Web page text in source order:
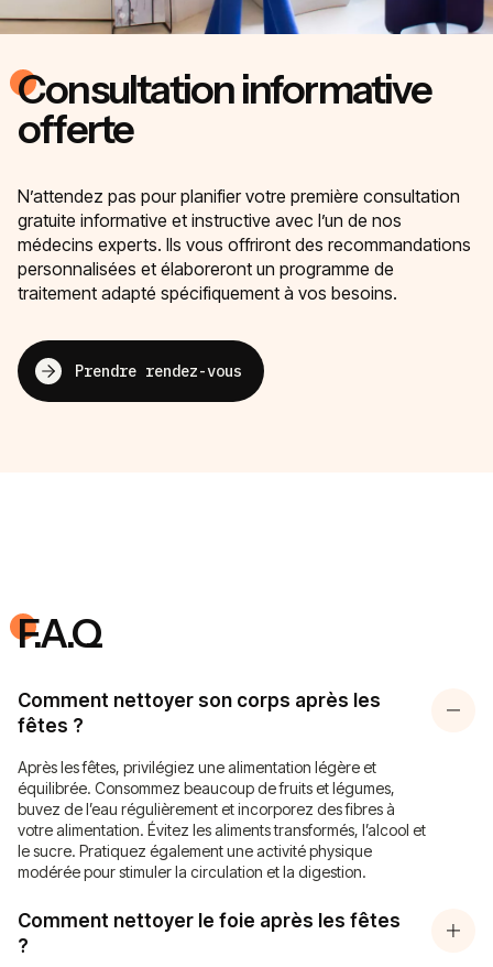
Consultation informative
offerte
N’attendez pas pour planifier votre première consultation
gratuite informative et instructive avec l’un de nos
médecins experts. Ils vous offriront des recommandations
personnalisées et élaboreront un programme de
traitement adapté spécifiquement à vos besoins.
Prendre rendez-vous
F.A.Q
Comment nettoyer son corps après les
fêtes ?
Après les fêtes, privilégiez une alimentation légère et
équilibrée. Consommez beaucoup de fruits et légumes,
buvez de l’eau régulièrement et incorporez des fibres à
votre alimentation. Évitez les aliments transformés, l’alcool et
le sucre. Pratiquez également une activité physique
modérée pour stimuler la circulation et la digestion.
Comment nettoyer le foie après les fêtes
?